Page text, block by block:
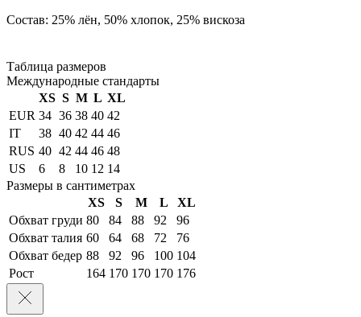
Состав: 25% лён, 50% хлопок, 25% вискоза
Таблица размеров
Международные стандарты
XS S M L XL
EUR 34 36 38 40 42
IT
38 40 42 44 46
RUS 40 42 44 46 48
US
6 8 10 12 14
Размеры в сантиметрах
XS
S M L
XL
Обхват груди 80 84 88 92
96
Обхват талия 60 64 68 72
76
Обхват бедер 88 92 96 100 104
Рост
164 170 170 170 176